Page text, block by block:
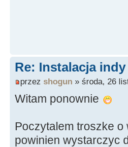
Re: Instalacja
przez shogun » środa, 26
Witam ponownie
Poczytalem troszke
powinien wystarczyc